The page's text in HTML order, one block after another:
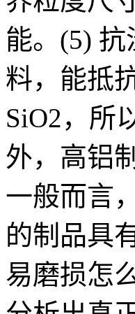
能。(5)
料，能抵
SiO2，所
外，高铝
一般而言
的制品具
易磨损怎